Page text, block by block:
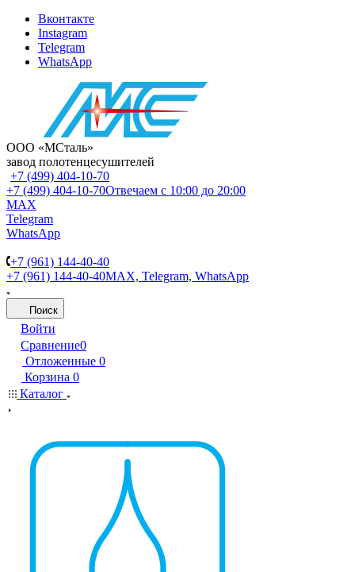
Вконтакте
Instagram
Telegram
WhatsApp
ООО «МСталь»
завод полотенцесушителей
+7 (499) 404-10-70
+7 (499) 404-10-70Отвечаем с 10:00 до 20:00
MAX
Telegram
WhatsApp
+7 (961) 144-40-40
+7 (961) 144-40-40MAX, Telegram, WhatsApp
Поиск
Войти
Сравнение0
Отложенные 0
Корзина 0
Каталог